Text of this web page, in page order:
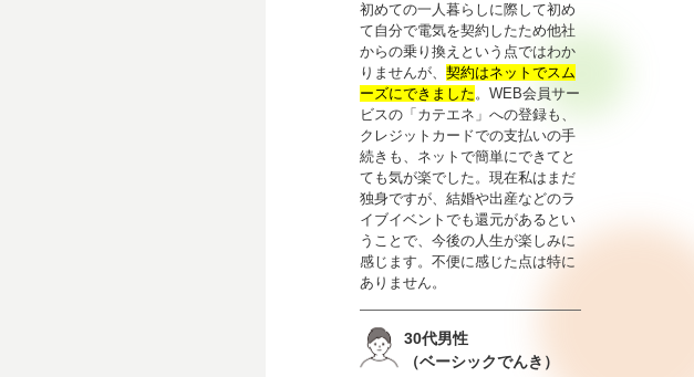
初めての一人暮らしに際して初め
て自分で電気を契約したため他社
からの乗り換えという点ではわか
りませんが、 契約はネットでスム
ーズにできました。WEB会員サー
ビスの「カテエネ」への登録も、
クレジットカードでの支払いの手
続きも、ネットで簡単にできてと
ても気が楽でした。現在私はまだ
独身ですが、結婚や出産などのラ
イブイベントでも還元があるとい
うことで、今後の人生が楽しみに
感じます。不便に感じた点は特に
ありません。
30代男性
（ベーシックでんき）